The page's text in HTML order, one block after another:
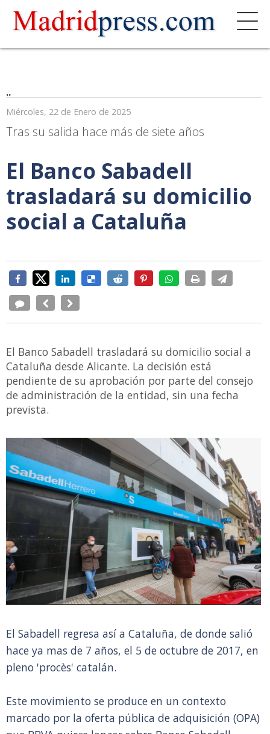
..
Miércoles, 22 de Enero de 2025
Tras su salida hace más de siete años
El Banco Sabadell
trasladará su domicilio
social a Cataluña
El Banco Sabadell trasladará su domicilio social a
Cataluña desde Alicante. La decisión está
pendiente de su aprobación por parte del consejo
de administración de la entidad, sin una fecha
prevista.
El Sabadell regresa así a Cataluña, de donde salió
hace ya mas de 7 años, el 5 de octubre de 2017, en
pleno 'procès' catalán.
Este movimiento se produce en un contexto
marcado por la oferta pública de adquisición (OPA)